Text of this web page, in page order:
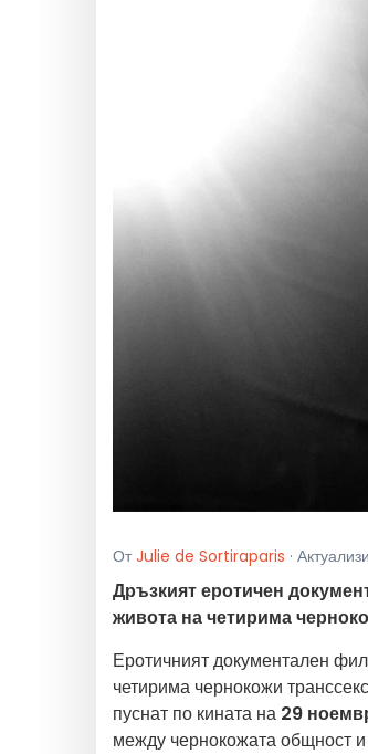
От Julie de Sortiraparis ·
Дръзкият еротичен
живота на четирима
Еротичният документален
четирима чернокожи
пуснат по кината на 29
между чернокожата общност и